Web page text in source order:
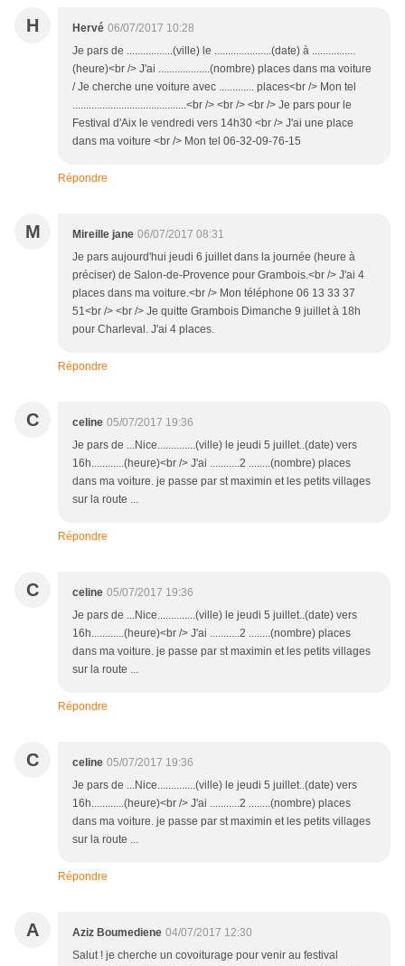
H Hervé 06/07/2017 10:28
Je pars de .................(ville) le .....................(date) à ................
(heure)<br /> J'ai ...................(nombre) places dans ma voiture
/ Je cherche une voiture avec ............. places<br /> Mon tel
..........................................<br /> <br /> <br /> Je pars pour le
Festival d'Aix le vendredi vers 14h30 <br /> J'ai une place
dans ma voiture <br /> Mon tel 06-32-09-76-15
Répondre
M Mireille jane 06/07/2017 08:31
Je pars aujourd'hui jeudi 6 juillet dans la journée (heure à
préciser) de Salon-de-Provence pour Grambois.<br /> J'ai 4
places dans ma voiture.<br /> Mon téléphone 06 13 33 37
51<br /> <br /> Je quitte Grambois Dimanche 9 juillet à 18h
pour Charleval. J'ai 4 places.
Répondre
C celine 05/07/2017 19:36
Je pars de ...Nice..............(ville) le jeudi 5 juillet..(date) vers
16h............(heure)<br /> J'ai ...........2 ........(nombre) places
dans ma voiture. je passe par st maximin et les petits villages
sur la route ...
Répondre
C celine 05/07/2017 19:36
Je pars de ...Nice..............(ville) le jeudi 5 juillet..(date) vers
16h............(heure)<br /> J'ai ...........2 ........(nombre) places
dans ma voiture. je passe par st maximin et les petits villages
sur la route ...
Répondre
C celine 05/07/2017 19:36
Je pars de ...Nice..............(ville) le jeudi 5 juillet..(date) vers
16h............(heure)<br /> J'ai ...........2 ........(nombre) places
dans ma voiture. je passe par st maximin et les petits villages
sur la route ...
Répondre
A Aziz Boumediene 04/07/2017 12:30
Salut ! je cherche un covoiturage pour venir au festival